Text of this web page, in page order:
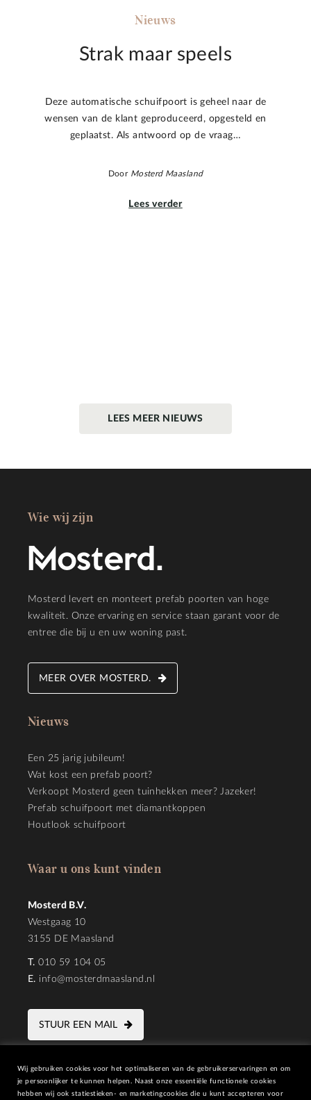
Nieuws
Strak maar speels
Deze automatische schuifpoort is geheel naar de
wensen van de klant geproduceerd, opgesteld en
geplaatst. Als antwoord op de vraag…
Door Mosterd Maasland
Lees verder
LEES MEER NIEUWS
Wie wij zijn
Mosterd levert en monteert prefab poorten van hoge
kwaliteit. Onze ervaring en service staan garant voor de
entree die bij u en uw woning past.
MEER OVER MOSTERD.
Nieuws
Een 25 jarig jubileum!
Wat kost een prefab poort?
Verkoopt Mosterd geen tuinhekken meer? Jazeker!
Prefab schuifpoort met diamantkoppen
Houtlook schuifpoort
Waar u ons kunt vinden
Mosterd B.V.
Westgaag 10
3155 DE Maasland
T. 010 59 104 05
E. info@mosterdmaasland.nl
STUUR EEN MAIL
Wij gebruiken cookies voor het optimaliseren van de gebruikerservaringen en om
je persoonlijker te kunnen helpen. Naast onze essentiële functionele cookies
hebben wij ook statiestieken- en marketingcookies die u kunt accepteren voor